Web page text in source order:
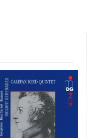
wie man es
erwartet.
dürfte
In Le Rappel
Vögel auch für
kokette
schwerer in La
wenn